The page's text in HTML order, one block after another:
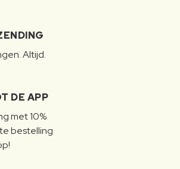
Altijd.
DE APP
met 10%
bestelling